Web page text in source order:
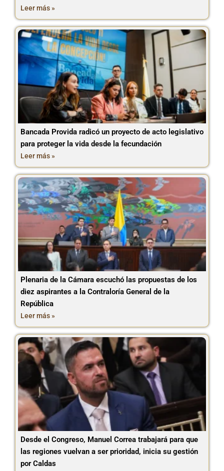
Leer más »
Bancada Provida radicó un proyecto de acto legislativo
para proteger la vida desde la fecundación
Leer más »
Plenaria de la Cámara escuchó las propuestas de los
diez aspirantes a la Contraloría General de la
República
Leer más »
Desde el Congreso, Manuel Correa trabajará para que
las regiones vuelvan a ser prioridad, inicia su gestión
por Caldas